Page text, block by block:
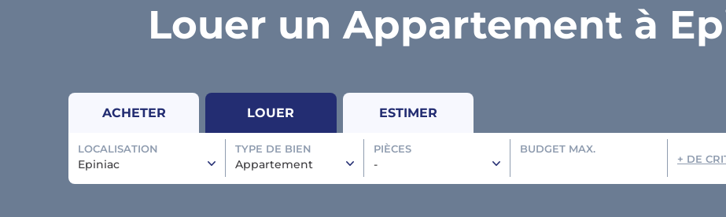
Louer un Appartement à
ACHETER LOUER ESTIMER
LOCALISATION
Epiniac
TYPE DE BIEN
Appartement
PIÈCES
-
BUDGET MAX.
+ DE